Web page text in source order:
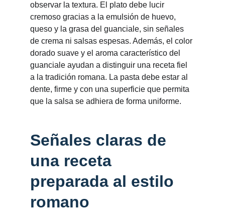
observar la textura. El plato debe lucir
cremoso gracias a la emulsión de huevo,
queso y la grasa del guanciale, sin señales
de crema ni salsas espesas. Además, el color
dorado suave y el aroma característico del
guanciale ayudan a distinguir una receta fiel
a la tradición romana. La pasta debe estar al
dente, firme y con una superficie que permita
que la salsa se adhiera de forma uniforme.
Señales claras de
una receta
preparada al estilo
romano